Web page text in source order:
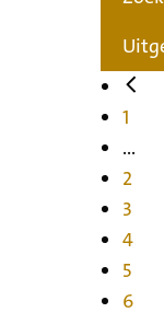
1
...
2
3
4
5
6